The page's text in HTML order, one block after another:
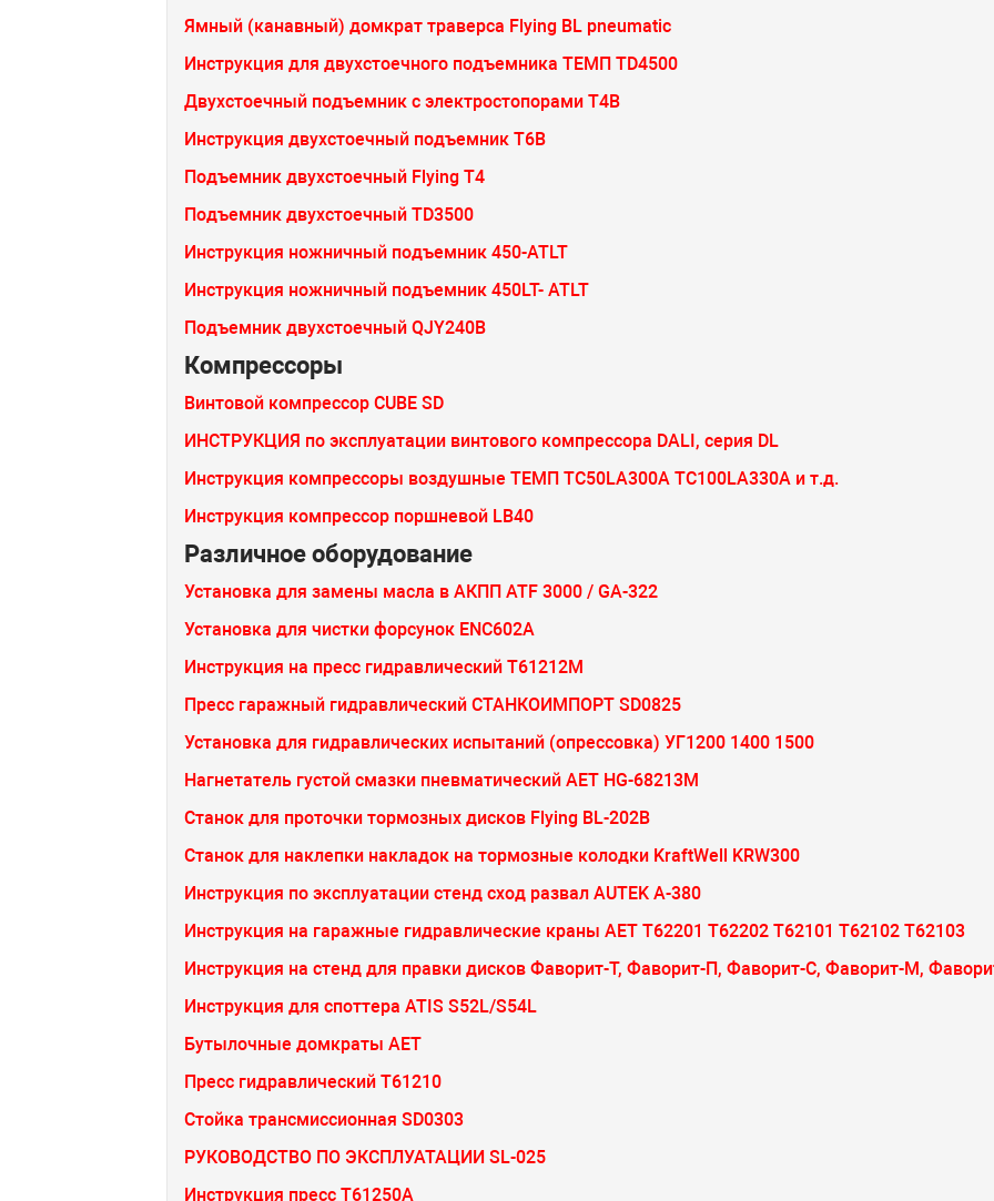
Ямный (канавный) домкрат траверса Flying BL pneumatic
Инструкция для двухстоечного подъемника ТЕМП TD4500
Двухстоечный подъемник с электростопорами Т4B
Инструкция двухстоечный подъемник T6B
Подъемник двухстоечный Flying T4
Подъемник двухстоечный TD3500
Инструкция ножничный подъемник 450-ATLT
Инструкция ножничный подъемник 450LT- ATLT
Подъемник двухстоечный QJY240B
Компрессоры
Винтовой компрессор CUBE SD
ИНСТРУКЦИЯ по эксплуатации винтового компрессора DALI, cерия DL
Инструкция компрессоры воздушные ТЕМП TC50LA300А TC100LA330А и т.д.
Инструкция компрессор поршневой LB40
Различное оборудование
Установка для замены масла в АКПП ATF 3000 / GA-322
Установка для чистки форсунок ENC602A
Инструкция на пресс гидравлический Т61212М
Пресс гаражный гидравлический СТАНКОИМПОРТ SD0825
Установка для гидравлических испытаний (опрессовка) УГ1200 1400 1500
Нагнетатель густой смазки пневматический AET HG-68213M
Станок для проточки тормозных дисков Flying BL-202B
Станок для наклепки накладок на тормозные колодки KraftWell KRW300
Инструкция по эксплуатации стенд сход развал AUTEK A-380
Инструкция на гаражные гидравлические краны AET Т62201 Т62202 Т62101 Т62102 Т62103
Инструкция на стенд для правки дисков Фаворит-Т, Фаворит-П, Фаворит-С, Фаворит-М,
Инструкция для споттера ATIS S52L/S54L
Бутылочные домкраты АЕТ
Пресс гидравлический Т61210
Стойка трансмиссионная SD0303
РУКОВОДСТВО ПО ЭКСПЛУАТАЦИИ SL-025
Инструкция пресс Т61250А